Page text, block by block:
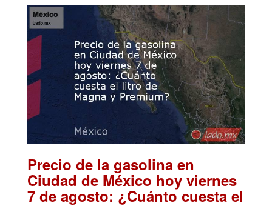
Precio de la gasolina en
Ciudad de México hoy viernes
7 de agosto: ¿Cuánto cuesta el